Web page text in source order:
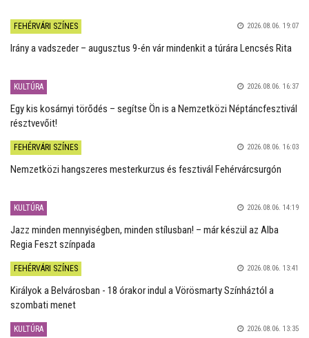
FEHÉRVÁRI SZÍNES 2026.08.06. 19:07
Irány a vadszeder – augusztus 9-én vár mindenkit a túrára Lencsés Rita
KULTÚRA 2026.08.06. 16:37
Egy kis kosárnyi törődés – segítse Ön is a Nemzetközi Néptáncfesztivál
résztvevőit!
FEHÉRVÁRI SZÍNES 2026.08.06. 16:03
Nemzetközi hangszeres mesterkurzus és fesztivál Fehérvárcsurgón
KULTÚRA 2026.08.06. 14:19
Jazz minden mennyiségben, minden stílusban! – már készül az Alba
Regia Feszt színpada
FEHÉRVÁRI SZÍNES 2026.08.06. 13:41
Királyok a Belvárosban - 18 órakor indul a Vörösmarty Színháztól a
szombati menet
KULTÚRA 2026.08.06. 13:35